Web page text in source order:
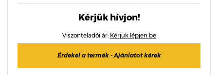
Kérjük hívjon!
Viszonteladói ár: Kérjük lépjen be
Érdekel a termék - Ajánlatot kérek